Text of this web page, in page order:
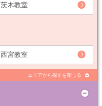
茨木教室
西宮教室
エリアから探すを閉じる